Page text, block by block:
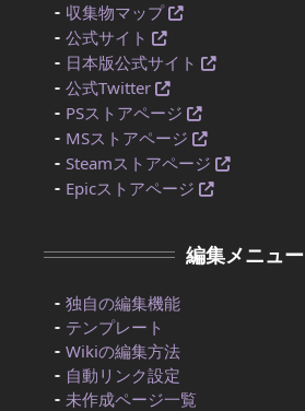
収集物マップ
公式サイト
日本版公式サイト
公式Twitter
PSストアページ
MSストアページ
Steamストアページ
Epicストアページ
編集メニュー
独自の編集機能
テンプレート
Wikiの編集方法
自動リンク設定
未作成ページ一覧